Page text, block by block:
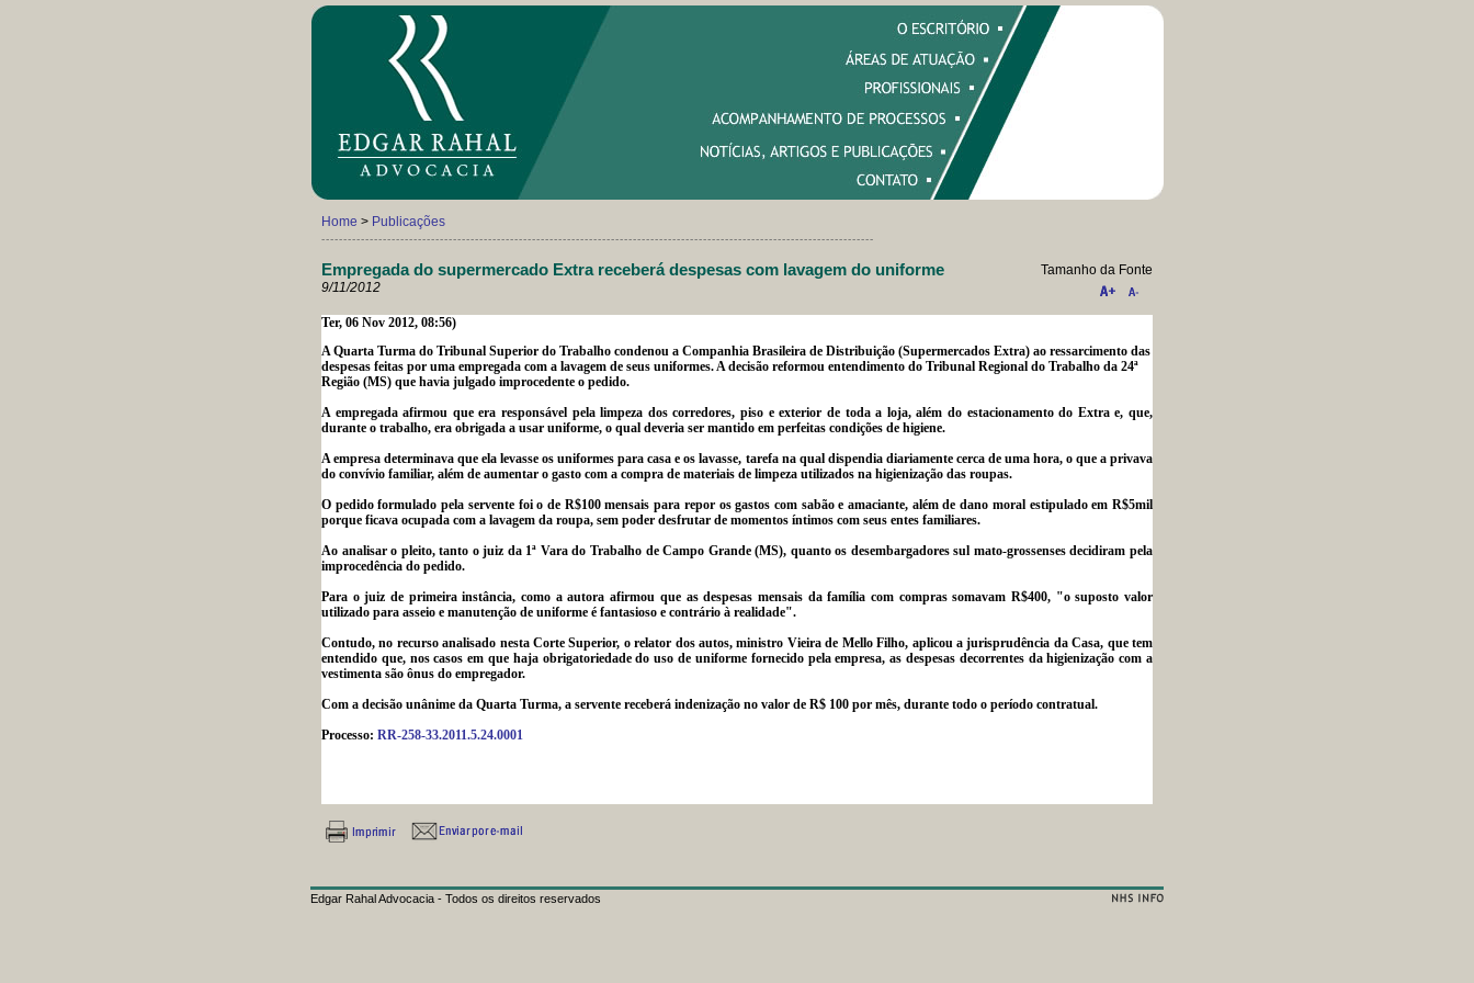
Home > Publicações
------------------------------------------------------------------------------------------------------------------------------
Empregada do supermercado Extra receberá despesas com lavagem do uniforme
9/11/2012
Tamanho da Fonte
Ter, 06 Nov 2012, 08:56)
A Quarta Turma do Tribunal Superior do Trabalho condenou a Companhia Brasileira de Distribuição (Supermercados Extra) ao ressarcimento das
despesas feitas por uma empregada com a lavagem de seus uniformes. A decisão reformou entendimento do Tribunal Regional do Trabalho da 24ª
Região (MS) que havia julgado improcedente o pedido.
A empregada afirmou que era responsável pela limpeza dos corredores, piso e exterior de toda a loja, além do estacionamento do Extra e, que,
durante o trabalho, era obrigada a usar uniforme, o qual deveria ser mantido em perfeitas condições de higiene.
A empresa determinava que ela levasse os uniformes para casa e os lavasse, tarefa na qual dispendia diariamente cerca de uma hora, o que a privava
do convívio familiar, além de aumentar o gasto com a compra de materiais de limpeza utilizados na higienização das roupas.
O pedido formulado pela servente foi o de R$100 mensais para repor os gastos com sabão e amaciante, além de dano moral estipulado em R$5mil
porque ficava ocupada com a lavagem da roupa, sem poder desfrutar de momentos íntimos com seus entes familiares.
Ao analisar o pleito, tanto o juiz da 1ª Vara do Trabalho de Campo Grande (MS), quanto os desembargadores sul mato-grossenses decidiram pela
improcedência do pedido.
Para o juiz de primeira instância, como a autora afirmou que as despesas mensais da família com compras somavam R$400, "o suposto valor
utilizado para asseio e manutenção de uniforme é fantasioso e contrário à realidade".
Contudo, no recurso analisado nesta Corte Superior, o relator dos autos, ministro Vieira de MelloFilho, aplicou a jurisprudência da Casa, que tem
entendido que, nos casos em que haja obrigatoriedade do uso de uniforme fornecido pela empresa, as despesas decorrentes da higienização com a
vestimenta são ônus do empregador.
Com a decisão unânime da Quarta Turma, a servente receberá indenização no valor de R$ 100 por mês, durante todo o período contratual.
Processo: RR-258-33.2011.5.24.0001
Edgar Rahal Advocacia - Todos os direitos reservados